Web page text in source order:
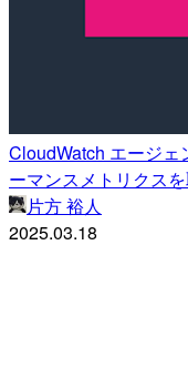
CloudWatch エージ
ーマンスメトリクス
片方 裕人
2025.03.18